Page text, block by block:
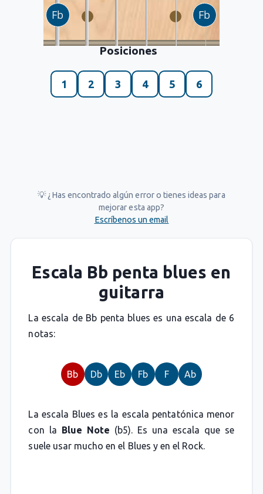
Posiciones
1 2 3 4 5 6
💡 ¿Has encontrado algún error o tienes ideas para
mejorar esta app?
Escríbenos un email
Escala Bb penta blues en
guitarra
La escala de Bb penta blues es una escala de 6
notas:
Bb Db Eb Fb F Ab
La escala Blues es la escala pentatónica menor
con la Blue Note (b5). Es una escala que se
suele usar mucho en el Blues y en el Rock.